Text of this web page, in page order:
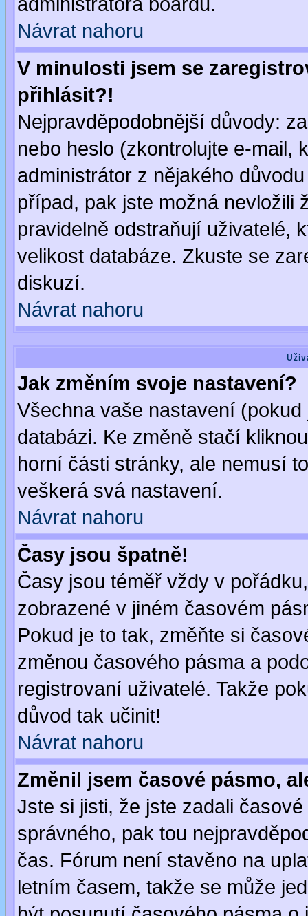
Návrat nahoru
V minulosti jsem se
přihlásit?!
Nejpravděpodobnější důvody:
nebo heslo (zkontrolujte e-mail,
administrátor z nějakého
případ, pak jste možná nevložili
pravidelně odstraňují uživatelé,
velikost databáze. Zkuste se
diskuzí.
Návrat nahoru
Jak změním svoje nastavení?
Všechna vaše nastavení
databázi. Ke změně stačí
horní části stránky, ale nemusí
veškerá svá nastavení.
Návrat nahoru
Časy jsou špatně!
Časy jsou téměř vždy v
zobrazené v jiném časovém
Pokud je to tak, změňte si
změnou časového pásma a
registrovaní uživatelé. Takže
důvod tak učinit!
Návrat nahoru
Změnil jsem časové pásmo,
Jste si jisti, že jste zadali
správného, pak tou
čas. Fórum není stavěno na
letním časem, takže se může